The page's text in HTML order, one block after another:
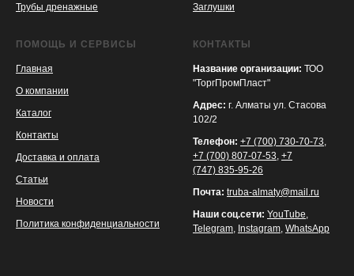
Трубы дренажные
Заглушки
ПОМОЩЬ И СЕРВИСЫ
Главная
О компании
Каталог
Контакты
Доставка и оплата
Статьи
Новости
Политика конфиденциальности
КОНТАКТЫ
Название организации: ТОО
"ТоргПромПласт"
Адрес: г. Алматы ул. Стасова
102/2
Телефон: +7 (700) 730-70-73,
+7 (700) 807-07-53, +7
(747) 835-95-26
Почта: truba-almaty@mail.ru
Наши соц.сети: YouTube,
Telegram, Instagram, WhatsApp